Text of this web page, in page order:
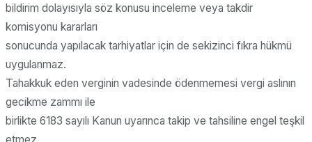
bildirim dolayısıyla söz konusu inceleme veya takdir
komisyonu kararları
sonucunda yapılacak tarhiyatlar için de sekizinci fıkra hükmü
uygulanmaz.
Tahakkuk eden verginin vadesinde ödenmemesi vergi aslının
gecikme zammı ile
birlikte 6183 sayılı Kanun uyarınca takip ve tahsiline engel teşkil